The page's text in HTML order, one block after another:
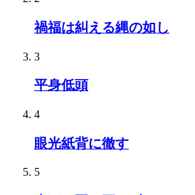
禍福は糾える縄の如し
3
平身低頭
4
眼光紙背に徹す
5